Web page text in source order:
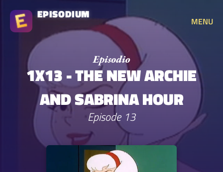
EPISODIUM
MENU
1X13 - THE NEW ARCHIE
AND SABRINA HOUR
Episode 13